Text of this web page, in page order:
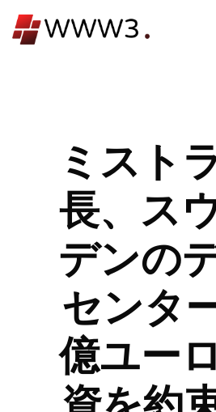
ン
ミスト
長、ス
デンの
センタ
億ユー